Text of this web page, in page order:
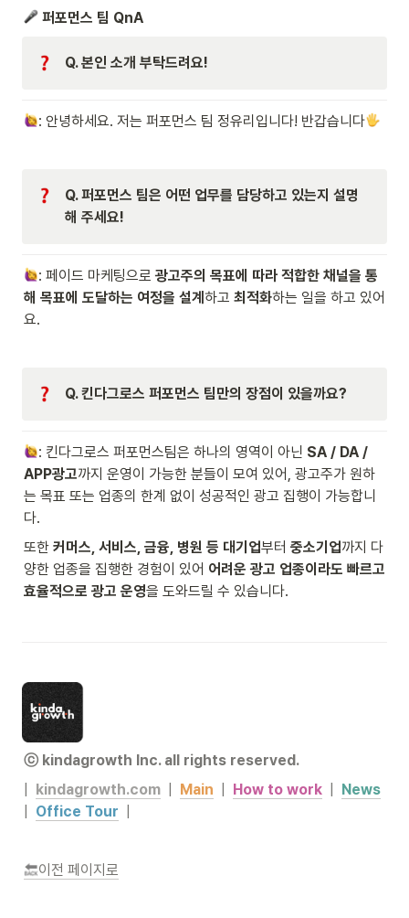
퍼포먼스 팀 QnA
Q. 본인 소개 부탁드려요!
: 안녕하세요. 저는 퍼포먼스 팀 정유리입니다! 반갑습니다
Q. 퍼포먼스 팀은 어떤 업무를 담당하고 있는지 설명
해 주세요!
: 페이드 마케팅으로 광고주의 목표에 따라 적합한 채널을 통
해 목표에 도달하는 여정을 설계 하고 최적화하는 일을 하고 있어
요.
Q. 킨다그로스 퍼포먼스 팀만의 장점이 있을까요?
: 킨다그로스 퍼포먼스팀은 하나의 영역이 아닌 SA / DA /
APP광고까지 운영이 가능한 분들이 모여 있어, 광고주가 원하
는 목표 또는 업종의 한계 없이 성공적인 광고 집행이 가능합니
다.
또한 커머스, 서비스, 금융, 병원 등 대기업부터 중소기업까지 다
양한 업종을 집행한 경험이 있어 어려운 광고 업종이라도 빠르고
효율적으로 광고 운영을 도와드릴 수 있습니다.
ⓒ kindagrowth lnc. all rights reserved.
kindagrowth.com Main How to work
News
Office Tour
이전 페이지로